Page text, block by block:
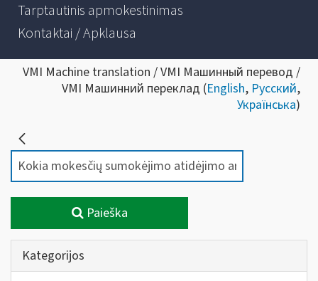
Tarptautinis apmokestinimas
Kontaktai / Apklausa
VMI Machine translation / VMI Машинный перевод /
VMI Машинний переклад (English, Русский,
Українська)
Paieška
Kategorijos